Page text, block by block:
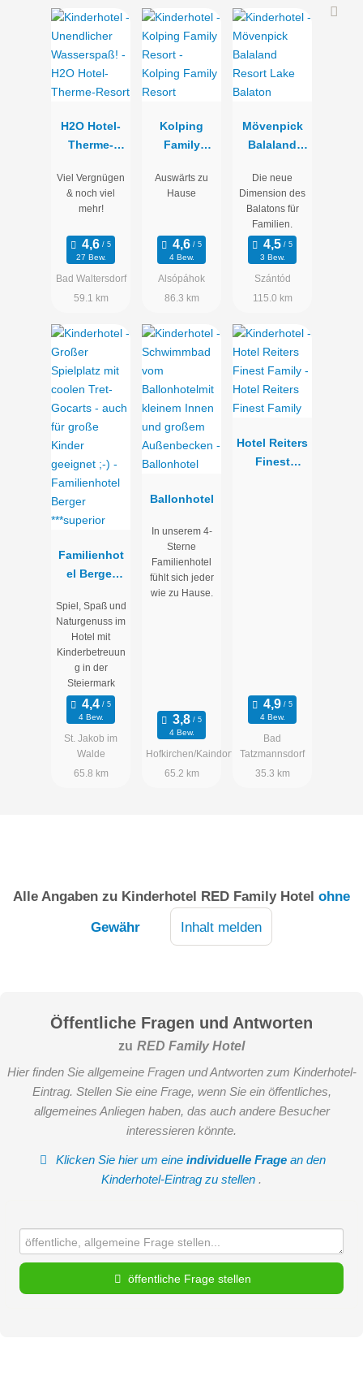
H2O Hotel-
Therme-
Viel Vergnügen
& noch viel
mehr!
27 Bew.
Bad Waltersdorf
59.1 km
Kolping
Family
Auswärts zu
Hause
4 Bew.
Alsópáhok
86.3 km
Mövenpick
Balaland
Balaton
Die neue
Dimension des
Balatons für
Familien.
3 Bew.
Szántód
115.0 km
Familienhot
el Berger
Spiel, Spaß und
Naturgenuss im
Hotel mit
Kinderbetreuun
g in der
Steiermark
4 Bew.
St. Jakob im
Walde
65.8 km
Ballonhotel
In unserem 4-
Sterne
Familienhotel
fühlt sich jeder
wie zu Hause.
4 Bew.
Hofkirchen/Kaindorf
65.2 km
Hotel Reiters
Finest
4 Bew.
Bad
Tatzmannsdorf
35.3 km
Alle Angaben zu Kinderhotel RED Family Hotel ohne
Gewähr
Inhalt melden
Öffentliche Fragen und Antworten
zu RED Family Hotel
Hier finden Sie allgemeine Fragen und Antworten zum Kinderhotel-
Eintrag. Stellen Sie eine Frage, wenn Sie ein öffentliches,
allgemeines Anliegen haben, das auch andere Besucher
interessieren könnte.
Klicken Sie hier um eineindividuelle Frage an den
Kinderhotel-Eintrag zu stellen .
öffentliche Frage stellen